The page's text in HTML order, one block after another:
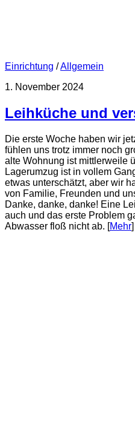
Einrichtung /Allgemein
1. November 2024
Leihküche und
Die erste Woche haben wir
fühlen uns trotz immer noch
alte Wohnung ist mittlerweile
Lagerumzug ist in vollem
etwas unterschätzt, aber wir
von Familie, Freunden und
Danke, danke, danke! Eine
auch und das erste Problem
Abwasser floß nicht ab. [Mehr]